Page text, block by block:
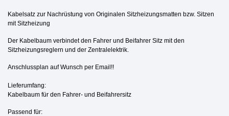
Kabelsatz zur Nachrüstung von Originalen Sitzheizungsmatten bzw. Sitzen
mit Sitzheizung
Der Kabelbaum verbindet den Fahrer und Beifahrer Sitz mit den
Sitzheizungsreglern und der Zentralelektrik.
Anschlussplan auf Wunsch per Email!!
Lieferumfang:
Kabelbaum für den Fahrer- und Beifahrersitz
Passend für: